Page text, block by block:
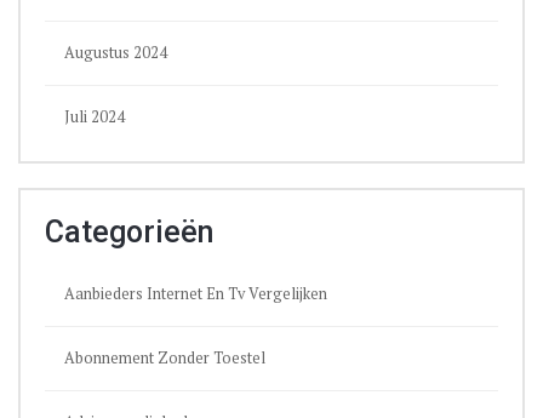
Augustus 2024
Juli 2024
Categorieën
Aanbieders Internet En Tv Vergelijken
Abonnement Zonder Toestel